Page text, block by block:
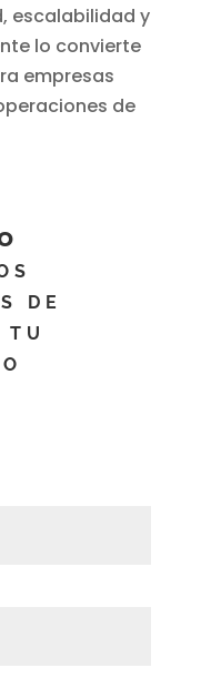
escalabilidad y
lo convierte
empresas
de
DE
TU